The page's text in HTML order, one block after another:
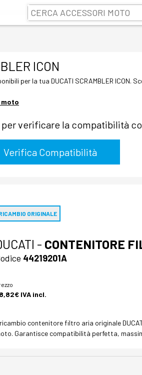
ICON
per la tua DUCATI SCRAMBLER
verificare la compatibilità
ORIGINALE
- CONTENITORE
44219201A
IVA incl.
contenitore filtro aria originale
Garantisce compatibilità perfetta,